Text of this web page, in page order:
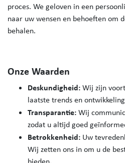
proces. We geloven in een
naar uw wensen en behoeften om
behalen.
Onze Waarden
Deskundigheid:Wij zijn
laatste trends en
Transparantie:Wij
zodat u altijd goed
Betrokkenheid: Uw
Wij zetten ons in om u de